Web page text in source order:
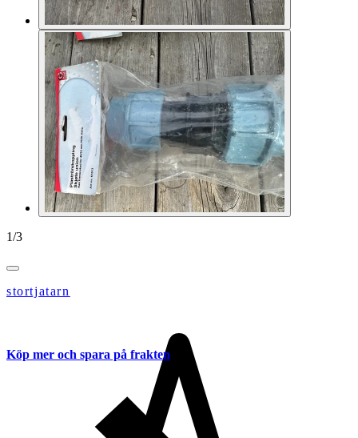
1/3
stortjatarn
Köp mer och spara på frakten